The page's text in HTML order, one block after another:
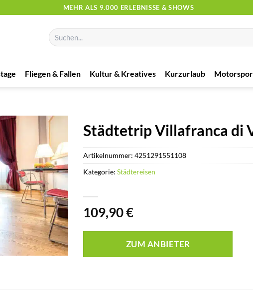
MEHR ALS 9.000 ERLEBNISSE & SHOWS
Suchen
nach:
Fliegen & Fallen Kultur & Kreatives Kurzurlaub
Städtetrip Villafranca di
109,90€
ZUM ANBIETER
Artikelnummer:4251291551108
Kategorie:Städtereisen